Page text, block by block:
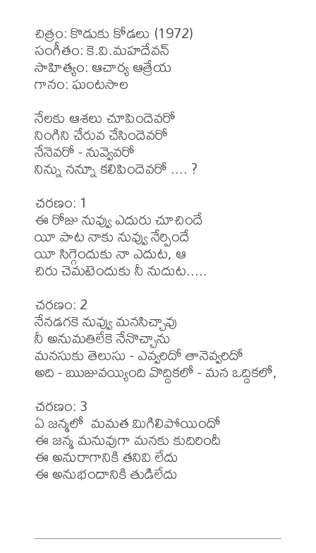
చిత్రం: కొడుకు కోడలు (1972)
సంగీతం: కె.వి.మహదేవన్
సాహిత్యం: ఆచార్య ఆత్రేయ
గానం: ఘంటసాల
నేలకు ఆశలు చూపిందెవరో
నింగిని చేరువ చేసిందెవరో
నేనెవరో - నువ్వెవరో
నిన్ను నన్నూ కలిపిందెవరో .... ?
చరణం: 1
ఈ రోజు నువ్వు ఎదురు చూచిందే
యీ పాట నాకు నువ్వు నేర్పిందే
యీ సిగ్గెందుకు నా ఎదుట, ఆ
చిరు చెమటెందుకు నీ నుదుట.....
చరణం: 2
నేనడగకె నువ్వు మనసిచ్చావు
నీ అనుమతిలేకె నేనొచ్చాను
మనసుకు తెలుసు - ఎవ్వరిదో తానెవ్వరిదో
అది - ఋజువయ్యింది వొద్దికలో - మన ఒద్దికలో,
చరణం: 3
ఏ జన్మలో  మమత మిగిలిపోయిందో
ఈ జన్మ మనువుగా మనకు కుదిరిందీ
ఈ అనురాగానికి తనివి లేదు
ఈ అనుభందానికి తుడిలేదు